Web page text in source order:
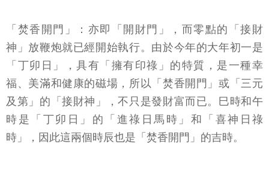
「焚香開門」：亦即「開財門」，而零點的「接財
神」放鞭炮就已經開始執行。由於今年的大年初一是
「丁卯日」，具有「擁有印祿」的特質，是一種幸
福、美滿和健康的磁場，所以「焚香開門」或「三元
及第」的「接財神」，不只是發財富而已。巳時和午
時是「丁卯日」的「進祿日馬時」和「喜神日祿
時」，因此這兩個時辰也是「焚香開門」的吉時。